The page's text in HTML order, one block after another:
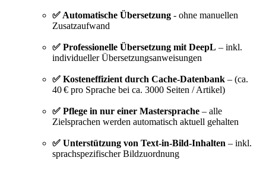
✅ Automatische Übersetzung - ohne manuellen
Zusatzaufwand
✅ Professionelle Übersetzung mit DeepL – inkl.
individueller Übersetzungsanweisungen
✅ Kosteneffizient durch Cache‑Datenbank – (ca.
40 € pro Sprache bei ca. 3000 Seiten / Artikel)
✅ Pflege in nur einer Mastersprache – alle
Zielsprachen werden automatisch aktuell gehalten
✅ Unterstützung von Text‑in‑Bild‑Inhalten – inkl.
sprachspezifischer Bildzuordnung